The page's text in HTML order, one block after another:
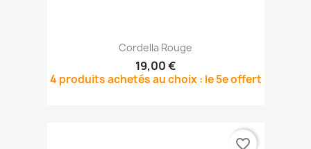
Cordella Rouge
19,00 €
4 produits achetés au choix : le 5e offert
favorite_border